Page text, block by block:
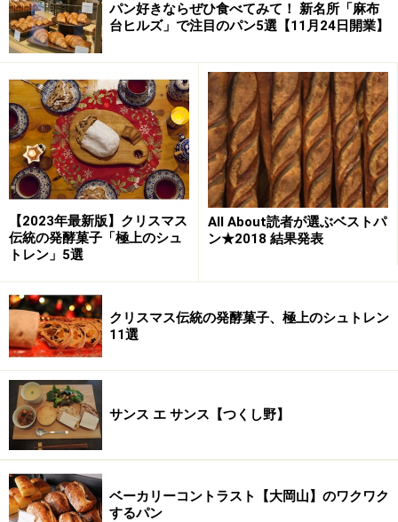
パン好きならぜひ食べてみて！ 新名所「麻布
台ヒルズ」で注目のパン5選【11月24日開業】
【2023年最新版】クリスマス
伝統の発酵菓子「極上のシュ
トレン」5選
All About読者が選ぶベストパ
ン★2018 結果発表
クリスマス伝統の発酵菓子、極上のシュトレン
11選
サンス エ サンス【つくし野】
ベーカリーコントラスト【大岡山】のワクワク
するパン